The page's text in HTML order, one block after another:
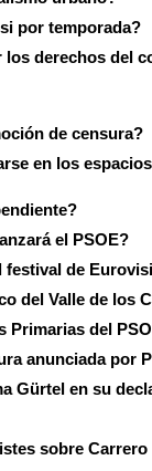
por temporada?
los derechos del
de censura?
en los espacios
el PSOE?
festival de
del Valle de los
Primarias del
anunciada por
Gürtel en su
sobre